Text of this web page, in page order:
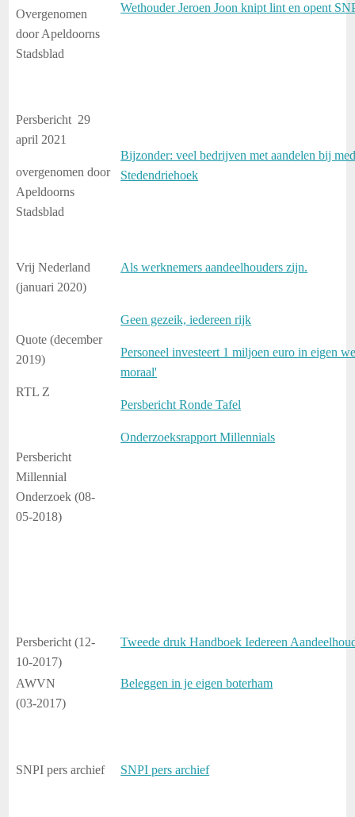
Overgenomen
door Apeldoorns
Stadsblad
Wethouder Jeroen Joon knipt lint en opent
Persbericht 29
april 2021
overgenomen door
Apeldoorns
Stadsblad
Bijzonder: veel bedrijven met aandelen bij
Stedendriehoek
Vrij Nederland
(januari 2020)
Quote (december
2019)
RTL Z
Persbericht
Millennial
Onderzoek (08-
05-2018)
Als werknemers aandeelhouders zijn.
Geen gezeik, iedereen rijk
Personeel investeert 1 miljoen euro in eigen
moraal'
Persbericht Ronde Tafel
Onderzoeksrapport Millennials
Persbericht (12-
10-2017)
Tweede druk Handboek Iedereen
AWVN
(03-2017)
Beleggen in je eigen boterham
SNPI pers archief SNPI pers archief